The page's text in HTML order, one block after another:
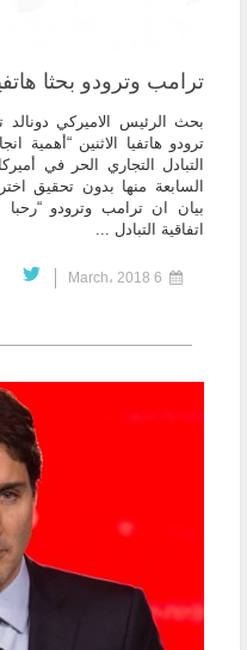
ترامب وترودو بحثا
بحث الرئيس الاميركي
ترودو هاتفيا الاثنين “أهمية
التبادل التجاري الحر في
السابعة منها بدون تحقيق
بيان ان ترامب وترودو
اتفاقية التبادل ...